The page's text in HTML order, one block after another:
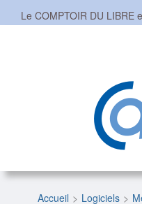
Le COMPTOIR DU LIBRE
Accueil Logiciels